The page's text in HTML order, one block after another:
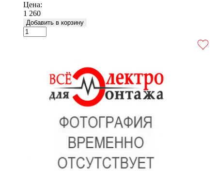
Цена:
1 260
Добавить в корзину